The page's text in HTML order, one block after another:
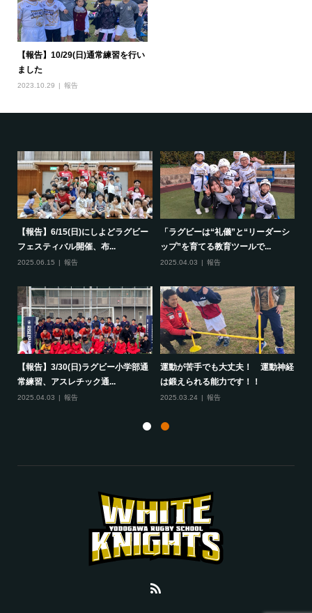
【報告】10/29(日)通常練習を行い
ました
2023.10.29 報告
【報告】6/15(日)にしよどラグビー
フェスティバル開催、布...
2025.06.15 報告
「ラグビーは“礼儀”と“リーダーシ
ップ”を育てる教育ツールで...
2025.04.03 報告
【報告】3/30(日)ラグビー小学部通
常練習、アスレチック通...
2025.04.03 報告
運動が苦手でも大丈夫！ 運動神経
は鍛えられる能力です！！
2025.03.24 報告